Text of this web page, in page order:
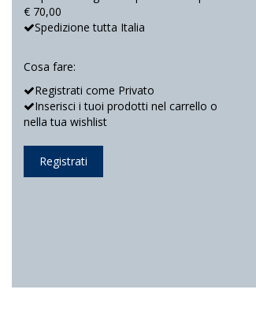
€ 70,00
Spedizione tutta Italia
Cosa fare:
Registrati come Privato
Inserisci i tuoi prodotti nel carrello o
nella tua wishlist
Registrati